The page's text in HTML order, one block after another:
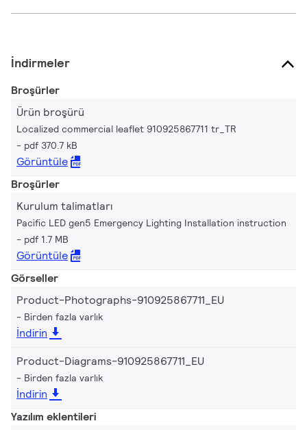
İndirmeler
Broşürler
Ürün broşürü
Localized commercial leaflet 910925867711 tr_TR
pdf 370.7 kB
Görüntüle
Broşürler
Kurulum talimatları
Pacific LED gen5 Emergency Lighting Installation instruction
pdf 1.7 MB
Görüntüle
Görseller
Product-Photographs-910925867711_EU
Birden fazla varlık
İndirin
Product-Diagrams-910925867711_EU
Birden fazla varlık
İndirin
Yazılım eklentileri